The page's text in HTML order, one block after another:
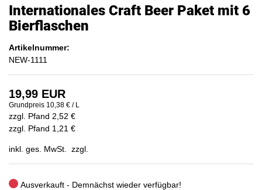
Internationales Craft Beer Paket mit 6
Bierflaschen
Artikelnummer:
NEW-1111
19,99 EUR
Grundpreis 10,38 € / L
zzgl. Pfand 2,52 €
zzgl. Pfand 1,21 €
inkl. ges. MwSt. zzgl.
Ausverkauft - Demnächst wieder verfügbar!